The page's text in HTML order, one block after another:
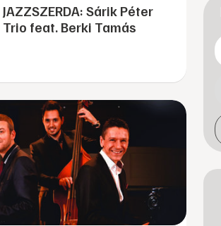
JAZZSZERDA: Sárik Péter
Trio feat. Berki Tamás